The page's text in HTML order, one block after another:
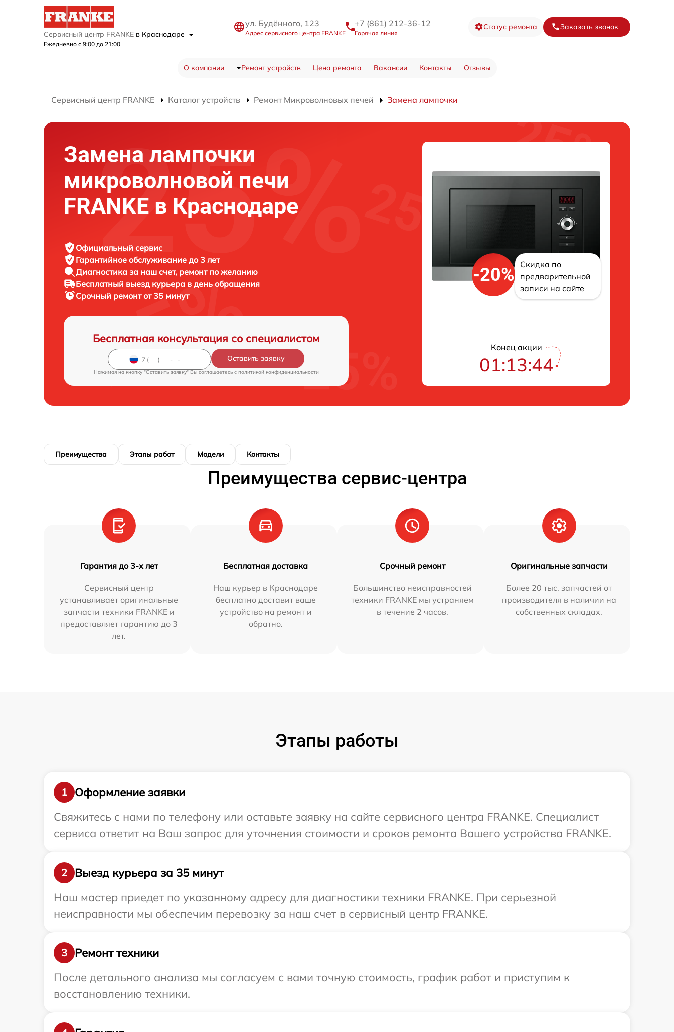
Сервисный центр FRANKE в Краснодаре
Ежедневно с 9:00 до 21:00
ул. Будённого, 123
Адрес сервисного центра FRANKE
+7 (861) 212-36-12
Горячая линия
Статус ремонта Заказать звонок
О компании Ремонт устройств Цена ремонта Вакансии Контакты Отзывы
Сервисный центр FRANKE Каталог устройств Ремонт Микроволновых печей Замена лампочки
Замена лампочки
микроволновой печи
FRANKE в Краснодаре
Официальный сервис
Гарантийное обслуживание до 3 лет
Диагностика за наш счет, ремонт по желанию
Бесплатный выезд курьера в день обращения
Срочный ремонтот 35 минут
Бесплатная консультация со специалистом
Оставить заявку
Нажимая на кнопку "Оставить заявку" Вы соглашаетесь c политикой конфиденциальности
-20%
Скидка по
предварительной
записи на сайте
Конец акции
01:13:43
Преимущества Этапы работ Модели Контакты
Преимущества сервис-центра
Гарантия до 3-х лет
Сервисный центр
устанавливает оригинальные
запчасти техники FRANKE и
предоставляет гарантию до 3
лет.
Бесплатная доставка
Наш курьер в Краснодаре
бесплатно доставит ваше
устройство на ремонт и
обратно.
Срочный ремонт
Большинство неисправностей
техники FRANKE мы устраняем
в течение 2 часов.
Оригинальные запчасти
Более 20 тыс. запчастей от
производителя в наличии на
собственных складах.
Этапы работы
1
Оформление заявки
Свяжитесь с нами по телефону или оставьте заявку на сайте сервисного центра FRANKE. Специалист
сервиса ответит на Ваш запрос для уточнения стоимости и сроков ремонта Вашего устройства FRANKE.
2
Выезд курьера за 35 минут
Наш мастер приедет по указанному адресу для диагностики техники FRANKE. При серьезной
неисправности мы обеспечим перевозку за наш счет в сервисный центр FRANKE.
3
Ремонт техники
После детального анализа мы согласуем с вами точную стоимость, график работ и приступим к
восстановлению техники.